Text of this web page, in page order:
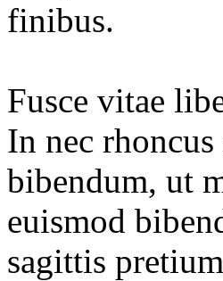
finibus.
Fusce vitae
In nec
bibendum, ut
euismod
sagittis